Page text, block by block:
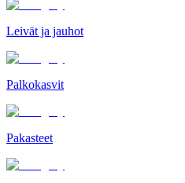
Leivät ja jauhot
Palkokasvit
Pakasteet